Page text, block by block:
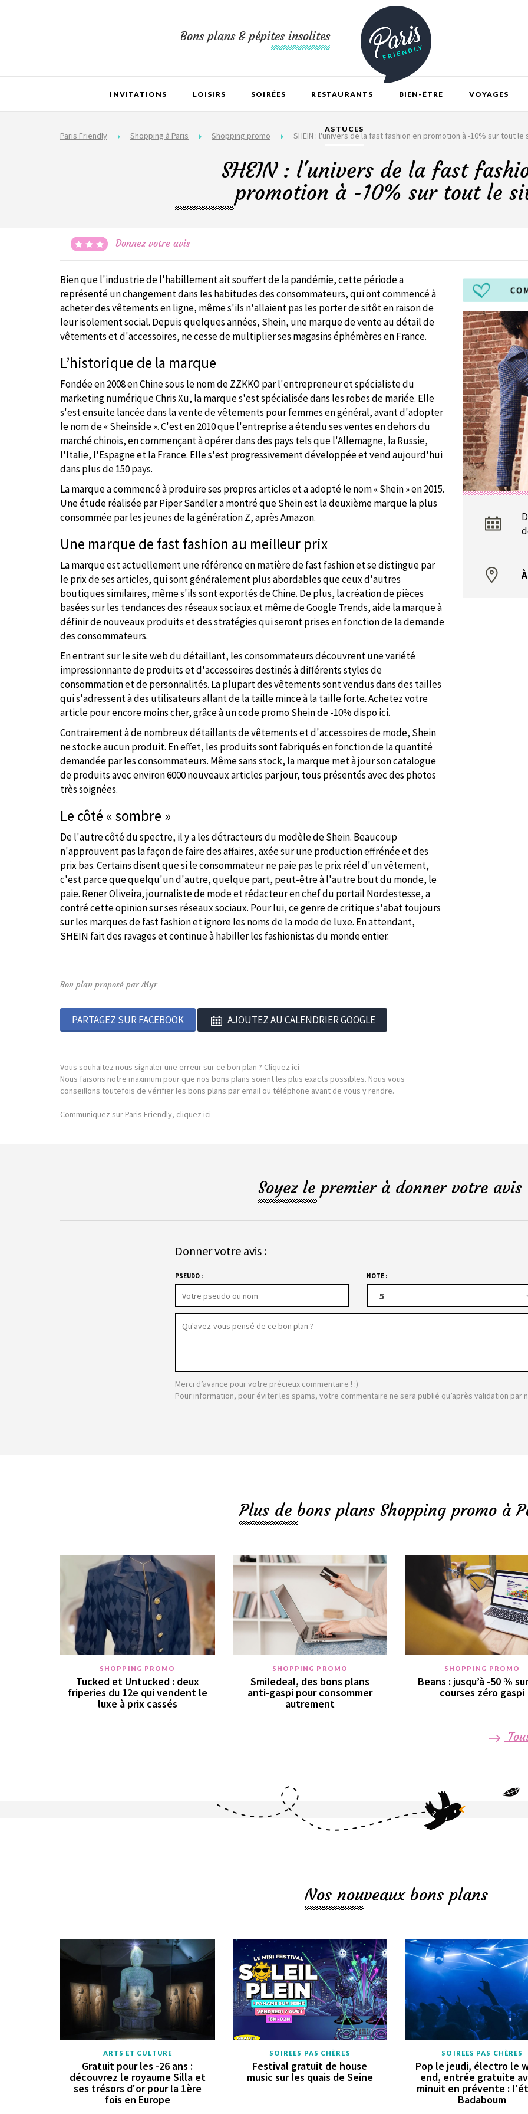
Bons plans & pépites insolites
INVITATIONS LOISIRS SOIRÉES RESTAURANTS BIEN-ÊTRE VOYAGES
ASTUCES
Paris Friendly Shopping à Paris Shopping promo SHEIN : l'univers de la fast fashion en promotion à -10% sur tout le
SHEIN : l'univers de la fast
promotion à -10% sur tout le
Donnez votre avis
Bien que l'industrie de l'habillement ait souffert de la pandémie, cette période a
représenté un changement dans les habitudes des consommateurs, qui ont commencé à
acheter des vêtements en ligne, même s'ils n'allaient pas les porter de sitôt en raison de
leur isolement social. Depuis quelques années, Shein, une marque de vente au détail de
vêtements et d'accessoires, ne cesse de multiplier ses magasins éphémères en France.
L’historique de la marque
Fondée en 2008 en Chine sous le nom de ZZKKO par l'entrepreneur et spécialiste du
marketing numérique Chris Xu, la marque s'est spécialisée dans les robes de mariée. Elle
s'est ensuite lancée dans la vente de vêtements pour femmes en général, avant d'adopter
le nom de « Sheinside ». C'est en 2010 que l'entreprise a étendu ses ventes en dehors du
marché chinois, en commençant à opérer dans des pays tels que l'Allemagne, la Russie,
l'Italie, l'Espagne et la France. Elle s'est progressivement développée et vend aujourd'hui
dans plus de 150 pays.
La marque a commencé à produire ses propres articles et a adopté le nom « Shein » en 2015.
Une étude réalisée par Piper Sandler a montré que Shein est la deuxième marque la plus
consommée par les jeunes de la génération Z, après Amazon.
Une marque de fast fashion au meilleur prix
La marque est actuellement une référence en matière de fast fashion et se distingue par
le prix de ses articles, qui sont généralement plus abordables que ceux d'autres
boutiques similaires, même s'ils sont exportés de Chine. De plus, la création de pièces
basées sur les tendances des réseaux sociaux et même de Google Trends, aide la marque à
définir de nouveaux produits et des stratégies qui seront prises en fonction de la demande
des consommateurs.
En entrant sur le site web du détaillant, les consommateurs découvrent une variété
impressionnante de produits et d'accessoires destinés à différents styles de
consommation et de personnalités. La plupart des vêtements sont vendus dans des tailles
qui s'adressent à des utilisateurs allant de la taille mince à la taille forte. Achetez votre
article pour encore moins cher,grâce à un code promo Shein de -10% dispo ici.
Contrairement à de nombreux détaillants de vêtements et d'accessoires de mode, Shein
ne stocke aucun produit. En effet, les produits sont fabriqués en fonction de la quantité
demandée par les consommateurs. Même sans stock, la marque met à jour son catalogue
de produits avec environ 6000 nouveaux articles par jour, tous présentés avec des photos
très soignées.
Le côté « sombre »
De l'autre côté du spectre, il y a les détracteurs du modèle de Shein. Beaucoup
n'approuvent pas la façon de faire des affaires, axée sur une production effrénée et des
prix bas. Certains disent que si le consommateur ne paie pas le prix réel d'un vêtement,
c'est parce que quelqu'un d'autre, quelque part, peut-être à l'autre bout du monde, le
paie. Rener Oliveira, journaliste de mode et rédacteur en chef du portail Nordestesse, a
contré cette opinion sur ses réseaux sociaux. Pour lui, ce genre de critique s'abat toujours
sur les marques de fast fashion et ignore les noms de la mode de luxe. En attendant,
SHEIN fait des ravages et continue à habiller les fashionistas du monde entier.
Bon plan proposé par Myr
PARTAGEZ SUR FACEBOOK AJOUTEZ AU CALENDRIER GOOGLE
Vous souhaitez nous signaler une erreur sur ce bon plan ? Cliquez ici
Nous faisons notre maximum pour que nos bons plans soient les plus exacts possibles. Nous vous
conseillons toutefois de vérifier les bons plans par email ou téléphone avant de vous y rendre.
Communiquez sur Paris Friendly, cliquez ici
Soyez le premier à donner votre
Donner votre avis :
PSEUDO : NOTE :
5
Merci d’avance pour votre précieux commentaire ! :)
Pour information, pour éviter les spams, votre commentaire ne sera publié qu’après validation par
Plus de bons plans Shopping promo à
SHOPPING PROMO
Tucked et Untucked : deux
friperies du 12e qui vendent le
luxe à prix cassés
SHOPPING PROMO
Smiledeal, des bons plans
anti-gaspi pour consommer
autrement
SHOPPING PROMO
Beans : jusqu’à -50 %
courses zéro gaspi
Nos nouveaux bons plans
ARTS ET CULTURE
Gratuit pour les -26 ans :
découvrez le royaume Silla et
ses trésors d'or pour la 1ère
fois en Europe
SOIRÉES PAS CHÈRES
Festival gratuit de house
music sur les quais de Seine
SOIRÉES PAS CHÈRES
Pop le jeudi, électro le
end, entrée gratuite
minuit en prévente :
Badaboum